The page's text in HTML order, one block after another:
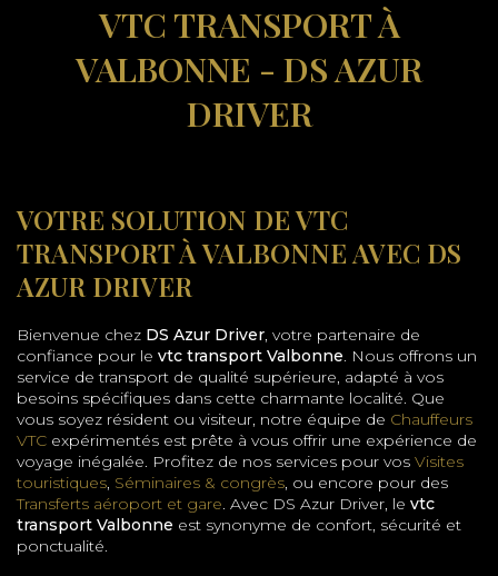
VTC TRANSPORT À
VALBONNE - DS AZUR
DRIVER
VOTRE SOLUTION DE VTC
TRANSPORT À VALBONNE AVEC DS
AZUR DRIVER
Bienvenue chez DS Azur Driver, votre partenaire de
confiance pour le vtc transport Valbonne. Nous offrons un
service de transport de qualité supérieure, adapté à vos
besoins spécifiques dans cette charmante localité. Que
vous soyez résident ou visiteur, notre équipe de Chauffeurs
VTC expérimentés est prête à vous offrir une expérience de
voyage inégalée. Profitez de nos services pour vos Visites
touristiques, Séminaires & congrès, ou encore pour des
Transferts aéroport et gare. Avec DS Azur Driver, le vtc
transport Valbonne est synonyme de confort, sécurité et
ponctualité.